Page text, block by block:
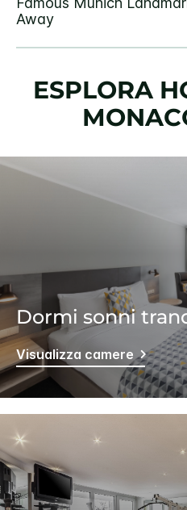
ESPLORA
Dormi sonni
Visualizza camere